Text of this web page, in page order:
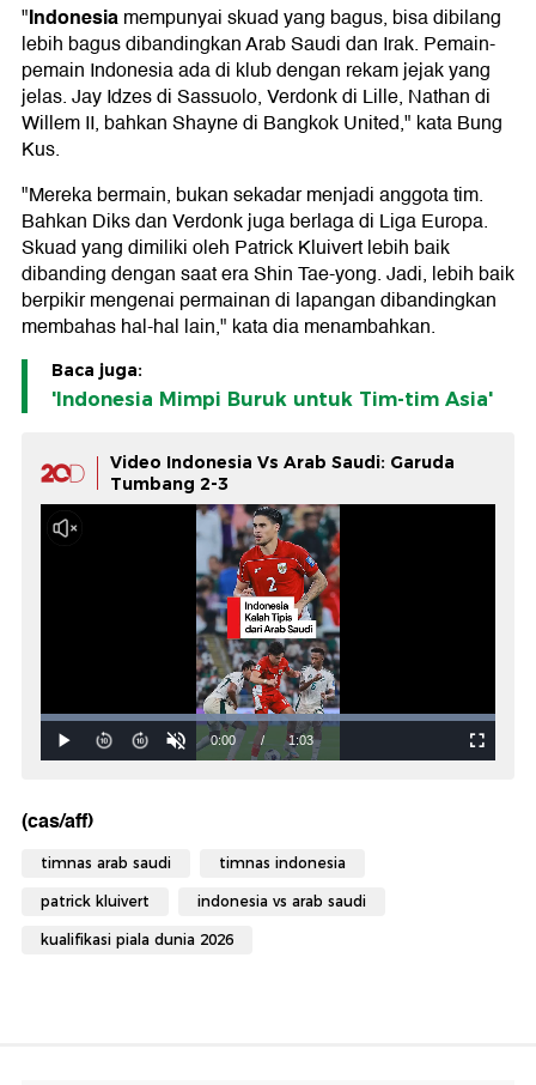
"Indonesiamempunyai skuad yang bagus, bisa dibilang
lebih bagus dibandingkan Arab Saudi dan Irak. Pemain-
pemain Indonesia ada di klub dengan rekam jejak yang
jelas. Jay Idzes di Sassuolo, Verdonk di Lille, Nathan di
Willem II, bahkan Shayne di Bangkok United," kata Bung
Kus.
"Mereka bermain, bukan sekadar menjadi anggota tim.
Bahkan Diks dan Verdonk juga berlaga di Liga Europa.
Skuad yang dimiliki oleh Patrick Kluivert lebih baik
dibanding dengan saat era Shin Tae-yong. Jadi, lebih baik
berpikir mengenai permainan di lapangan dibandingkan
membahas hal-hal lain," kata dia menambahkan.
Baca juga:
'Indonesia Mimpi Buruk untuk Tim-tim Asia'
Video Indonesia Vs Arab Saudi: Garuda
Tumbang 2-3
(cas/aff)
timnas arab saudi timnas indonesia
patrick kluivert indonesia vs arab saudi
kualifikasi piala dunia 2026